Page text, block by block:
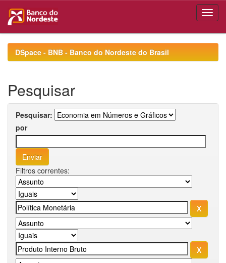
navigationDSpace - BNB - Banco do Nordeste do Brasil
Pesquisar
Pesquisar:
por
Filtros correntes: